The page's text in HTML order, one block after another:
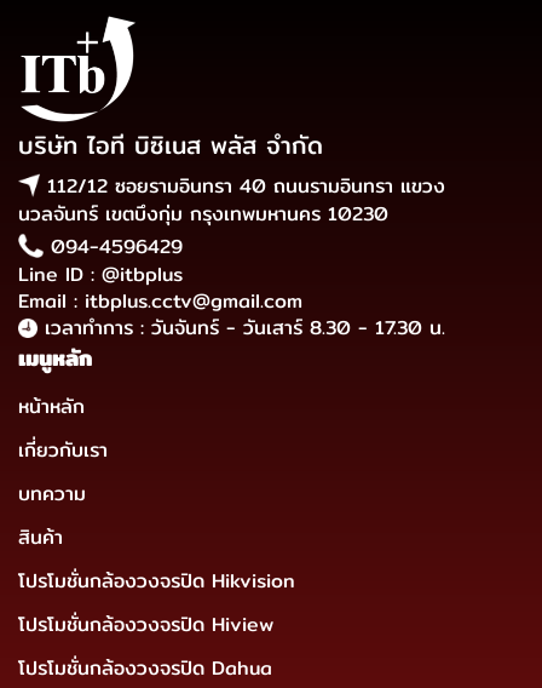
บริษัท ไอที บิซิเนส พลัส จำกัด
112/12 ซอยรามอินทรา 40 ถนนรามอินทรา แขวง
นวลจันทร์ เขตบึงกุ่ม กรุงเทพมหานคร 10230
094-4596429
Line ID : @itbplus
Email : itbplus.cctv@gmail.com
เวลาทำการ : วันจันทร์ - วันเสาร์ 8.30 - 17.30 น.
เมนูหลัก
หน้าหลัก
เกี่ยวกับเรา
บทความ
สินค้า
โปรโมชั่นกล้องวงจรปิด Hikvision
โปรโมชั่นกล้องวงจรปิด Hiview
โปรโมชั่นกล้องวงจรปิด Dahua